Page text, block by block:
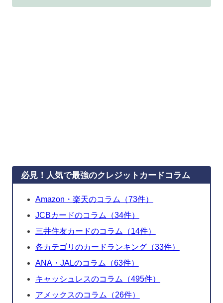
必見！人気で最強のクレジットカードコラム
Amazon・楽天のコラム（73件）
JCBカードのコラム（34件）
三井住友カードのコラム（14件）
各カテゴリのカードランキング（33件）
ANA・JALのコラム（63件）
キャッシュレスのコラム（495件）
アメックスのコラム（26件）